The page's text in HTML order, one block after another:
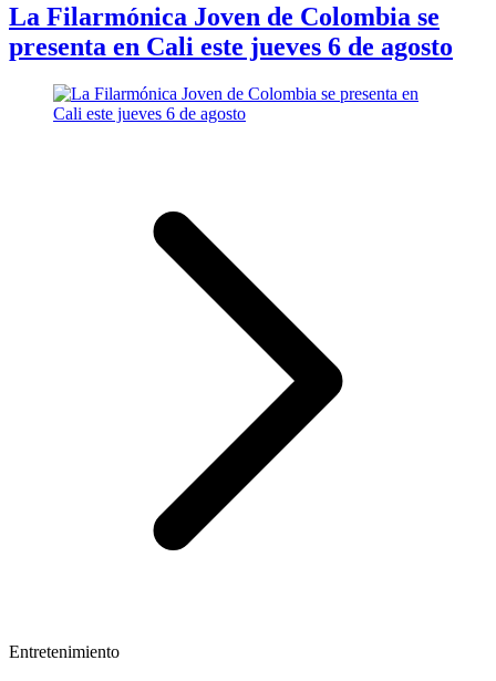
La Filarmónica Joven de Colombia se
presenta en Cali este jueves 6 de agosto
Entretenimiento